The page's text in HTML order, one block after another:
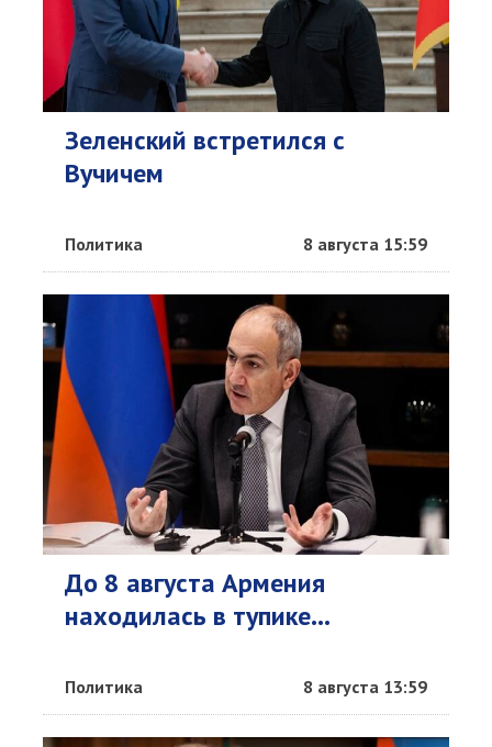
Зеленский встретился с
Вучичем
Политика 8 августа 15:59
До 8 августа Армения
находилась в тупике...
Политика 8 августа 13:59